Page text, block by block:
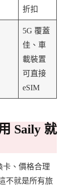
折扣
5G 覆蓋
佳、車
載裝置
可直接
eSIM
Saily 就
卡、價格合理
不就是所有旅